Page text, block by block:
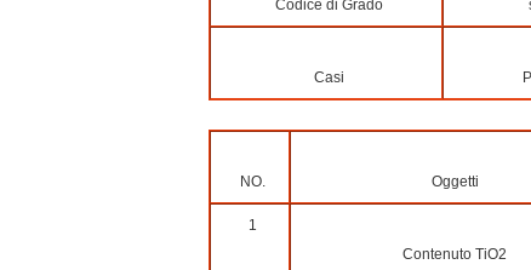
Codice di Grado
Casi
NO. Oggetti
1
Contenuto TiO2